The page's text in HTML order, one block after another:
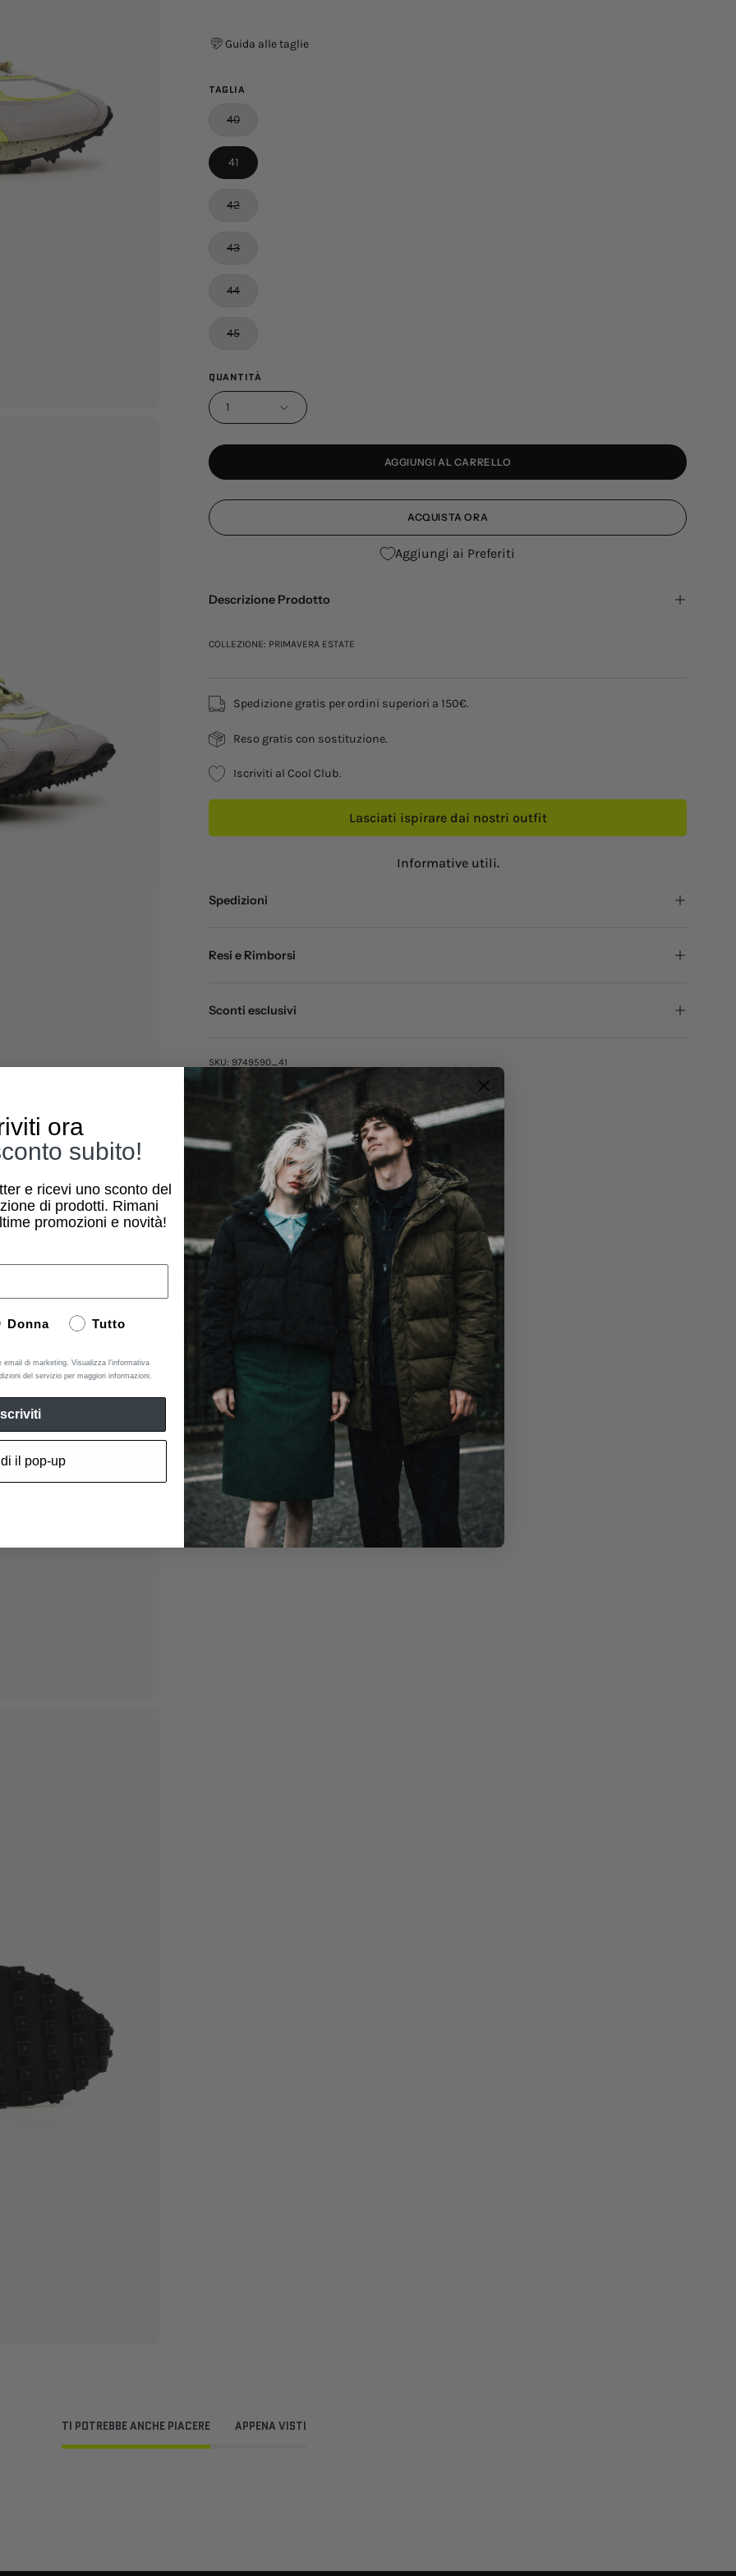
Guida alle taglie
TAGLIA
40
41
42
43
44
45
QUANTITÀ
1
AGGIUNGI AL CARRELLO
ACQUISTA ORA
Aggiungi ai Preferiti
Descrizione Prodotto
COLLEZIONE: PRIMAVERA ESTATE
Spedizione gratis per ordini superiori a 150€.
Reso gratis con sostituzione.
Iscriviti al Cool Club.
Lasciati ispirare dai nostri outfit
Informative utili.
Spedizioni
Resi e Rimborsi
Sconti esclusivi
SKU: 9749590_41
Codice Modello:
TI POTREBBE ANCHE PIACERE APPENA VISTI
ora
subito!
e ricevi uno sconto del
di prodotti. Rimani
promozioni e novità!
Donna Tutto
email di marketing. Visualizza l'informativa
del servizio per maggiori informazioni.
Iscriviti
il pop-up